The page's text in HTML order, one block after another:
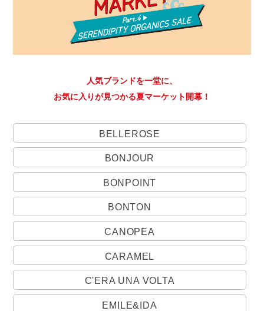
人気ブランドを一堂に、
お気に入りが見つかる夏マーケット開幕！
BELLEROSE
BONJOUR
BONPOINT
BONTON
CANOPEA
CARAMEL
C'ERA UNA VOLTA
EMILE&IDA